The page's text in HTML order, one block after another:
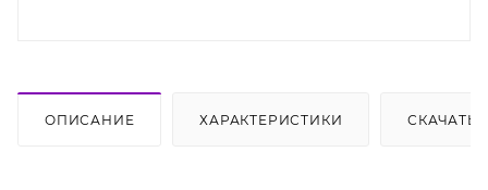
ОПИСАНИЕ ХАРАКТЕРИСТИКИ СКАЧАТЬ